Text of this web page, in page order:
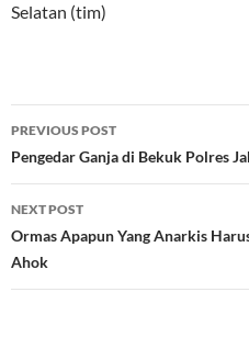
Selatan (tim)
Post
navigation
PREVIOUS POST
Pengedar Ganja di Bekuk Polres
NEXT POST
Ormas Apapun Yang Anarkis
Ahok